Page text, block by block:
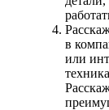
в
или